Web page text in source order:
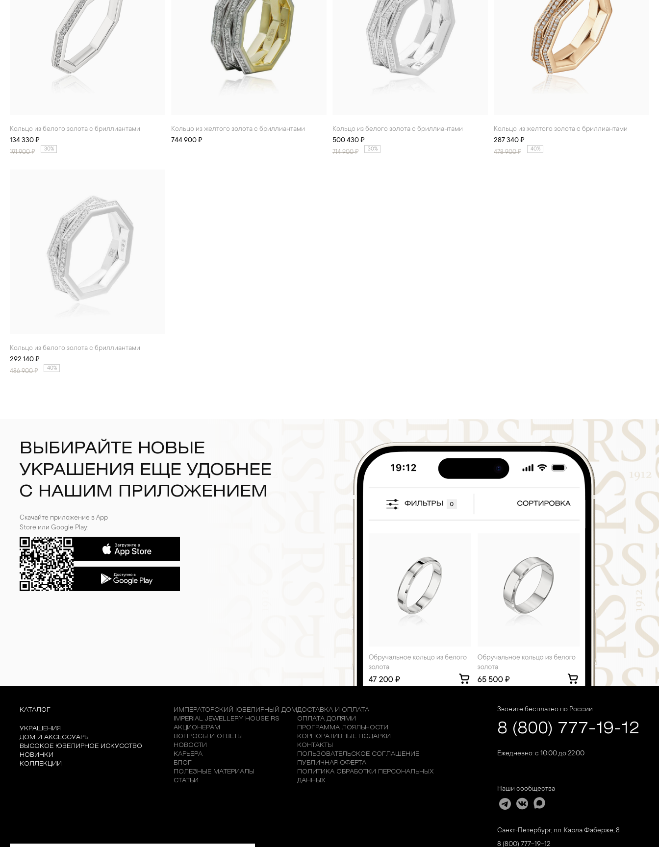
Кольцо из белого золота с бриллиантами
134 330 ₽
191 900₽ 30%
Кольцо из желтого золота с бриллиантами
744 900 ₽
Кольцо из белого золота с бриллиантами
500 430 ₽
714 900₽ 30%
Кольцо из желтого золота с бриллиантами
287 340 ₽
478 900₽ 40%
Кольцо из белого золота с бриллиантами
292 140 ₽
486 900₽ 40%
ВЫБИРАЙТЕ НОВЫЕ
УКРАШЕНИЯ ЕЩЕ УДОБНЕЕ
С НАШИМ ПРИЛОЖЕНИЕМ
Скачайте приложение в App
Store или Google Play:
КАТАЛОГ
УКРАШЕНИЯ
ДОМ И АКСЕССУАРЫ
ВЫСОКОЕ ЮВЕЛИРНОЕ ИСКУССТВО
НОВИНКИ
КОЛЛЕКЦИИ
ИМПЕРАТОРСКИЙ ЮВЕЛИРНЫЙ ДОМ
IMPERIAL JEWELLERY HOUSE RS
АКЦИОНЕРАМ
ВОПРОСЫ И ОТВЕТЫ
НОВОСТИ
КАРЬЕРА
БЛОГ
ПОЛЕЗНЫЕ МАТЕРИАЛЫ
СТАТЬИ
ДОСТАВКА И ОПЛАТА
ОПЛАТА ДОЛЯМИ
ПРОГРАММА ЛОЯЛЬНОСТИ
КОРПОРАТИВНЫЕ ПОДАРКИ
КОНТАКТЫ
ПОЛЬЗОВАТЕЛЬСКОЕ СОГЛАШЕНИЕ
ПУБЛИЧНАЯ ОФЕРТА
ПОЛИТИКА ОБРАБОТКИ ПЕРСОНАЛЬНЫХ
ДАННЫХ
Звоните бесплатно по России
8 (800) 777-19-12
Ежедневно: с 10:00 до 22:00
Наши сообщества
Санкт-Петербург, пл. Карла Фаберже, 8
8 (800) 777-19-12